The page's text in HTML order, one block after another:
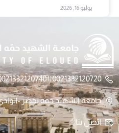
يوليو 16, 2026
0021332120720 || 0021332120740
جامعة الشهيد حمه لخضر -الوادي- ص.ب: 789
اتصل بنا